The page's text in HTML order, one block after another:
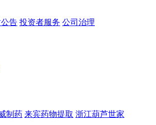
告 投资者服务 公司治理
制药 来宾药物提取 浙江葫芦世家